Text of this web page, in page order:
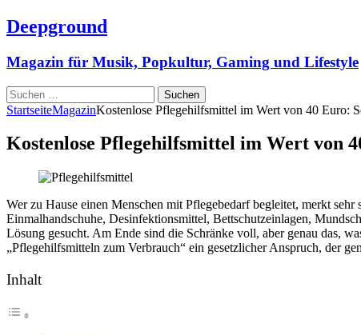
Deepground
Magazin für Musik, Popkultur, Gaming und Lifestyle
Suchen
nach:
StartseiteMagazinKostenlose Pflegehilfsmittel im Wert von 40 Euro:
Kostenlose Pflegehilfsmittel im Wert von
Wer zu Hause einen Menschen mit Pflegebedarf begleitet, merkt
Einmalhandschuhe, Desinfektionsmittel, Bettschutzeinlagen,
Lösung gesucht. Am Ende sind die Schränke voll, aber genau das,
„Pflegehilfsmitteln zum Verbrauch“ ein gesetzlicher Anspruch, der
Inhalt